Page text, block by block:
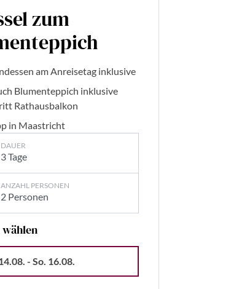
zum
am Anreisetag inklusive
Blumenteppich inklusive
Rathausbalkon
in Maastricht
DAUER
3 Tage
ANZAHL PERSONEN
2 Personen
- So. 16.08.